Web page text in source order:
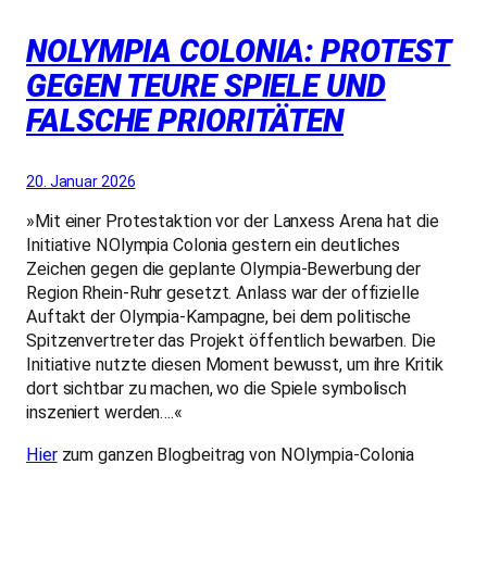
NOLYMPIA COLONIA: PROTEST
GEGEN TEURE SPIELE UND
FALSCHE PRIORITÄTEN
20. Januar 2026
»Mit einer Protestaktion vor der Lanxess Arena hat die
Initiative NOlympia Colonia gestern ein deutliches
Zeichen gegen die geplante Olympia-Bewerbung der
Region Rhein-Ruhr gesetzt. Anlass war der offizielle
Auftakt der Olympia-Kampagne, bei dem politische
Spitzenvertreter das Projekt öffentlich bewarben. Die
Initiative nutzte diesen Moment bewusst, um ihre Kritik
dort sichtbar zu machen, wo die Spiele symbolisch
inszeniert werden….«
Hierzum ganzen Blogbeitrag von NOlympia-Colonia